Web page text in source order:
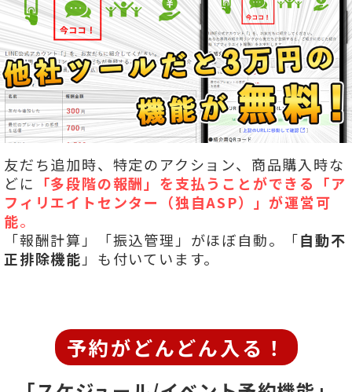
友だち追加時、特定のアクション、商品購入時な
どに 「多段階の報酬」を支払うことができる「ア
フィリエイトセンター（独自ASP）」が運営可
能。
「報酬計算」「振込管理」がほぼ自動。「自動不
正排除機能 」も付いています。
予約がどんどん入る！